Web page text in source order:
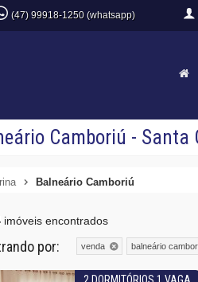
(47) 99918-1250 (whatsapp)
Camboriú - Santa
Balneário Camboriú
imóveis encontrados
por: venda balneário
2 DORMITÓRIOS 1 VAGA